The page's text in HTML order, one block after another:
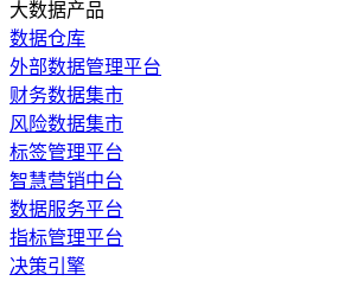
大数据产品
数据仓库
外部数据管理平台
财务数据集市
风险数据集市
标签管理平台
智慧营销中台
数据服务平台
指标管理平台
决策引擎